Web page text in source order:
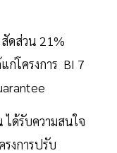
สัดส่วน 21%
ก่โครงการ BI 7
ด้รับความสนใจ
งการปรับ